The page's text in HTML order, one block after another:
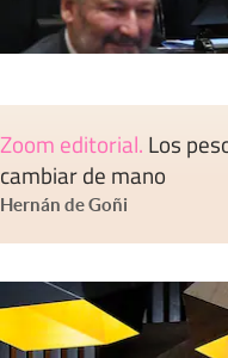
Zoom editorial. Los
cambiar de mano
Hernán de Goñi